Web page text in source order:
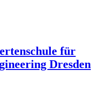
für
Dresden